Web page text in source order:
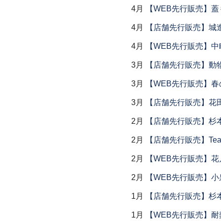
4月 【WEB先行販売】
4月 【店舗先行販売】城
4月 【WEB先行販売】
3月 【店舗先行販売】動
3月 【WEB先行販売】
3月 【店舗先行販売】
2月 【店舗先行販売】
2月 【店舗先行販売】
2月 【WEB先行販売】
2月 【WEB先行販売】
1月 【店舗先行販売】
1月 【WEB先行販売】